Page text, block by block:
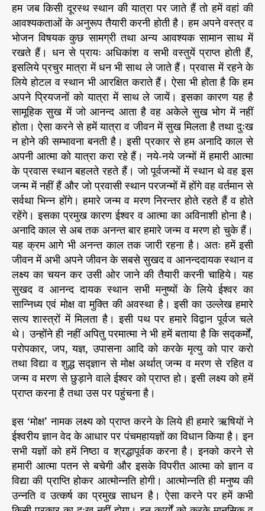
हम जब किसी दूरस्थ स्थान की यात्रा पर जाते हैं तो हमें वहां की
आवश्यकताओं के अनुरूप तैयारी करनी होती है। हम अपने वस्त्र व
भोजन विषयक कुछ सामग्री तथा अन्य आवश्यक सामान साथ में
रखते हैं। धन से प्रायः अधिकांश व सभी वस्तुयें प्राप्त होती हैं,
इसलिये प्रचुर मात्रा में धन भी साथ ले जाते हैं। प्रवास में रहने के
लिये होटल व स्थान भी आरक्षित कराते हैं। ऐसा भी होता है कि हम
अपने प्रियजनों को यात्रा में साथ ले जायें। इसका कारण यह है
सामूहिक सुख में जो आनन्द आता है वह अकेले सुख भोग में नहीं
होता। ऐसा करने से हमें यात्रा व जीवन में सुख मिलता है तथा दुःख
न होने की सम्भावना बनती है। इसी प्रकार से हम अनादि काल से
अपनी आत्मा को यात्रा करा रहे हैं। नये-नये जन्मों में हमारी आत्मा
के प्रवास स्थान बहलते रहते हैं। जो पूर्वजन्मों में स्थान थे वह इस
जन्म में नहीं हैं और जो प्रवासी स्थान परजन्मों में होंगे वह वर्तमान से
सर्वथा भिन्न होंगे। हमारे जन्म व मरण निरन्तर होते रहते हैं व होते
रहेंगे। इसका प्रमुख कारण ईश्वर व आत्मा का अविनाशी होना है।
अनादि काल से अब तक अनन्त बार हमारे जन्म व मरण हो चुके हैं।
यह क्रम आगे भी अनन्त काल तक जारी रहना है। अतः हमें इसी
जीवन में अभी अपने जीवन के सबसे सुखद व आनन्ददायक स्थान व
लक्ष्य का चयन कर उसी ओर जाने की तैयारी करनी चाहिये। यह
सुखद व आनन्द दायक स्थान सभी मनुष्यों के लिये ईश्वर का
सान्निध्य एवं मोक्ष वा मुक्ति की अवस्था है। इसी का उल्लेख हमारे
सत्य शास्त्रों में मिलता है। इसी पथ पर हमारे विद्वान पूर्वज चले
थे। उन्होंने ही नहीं अपितु परमात्मा ने भी हमें बताया है कि सद्कर्मों,
परोपकार, जप, यज्ञ, उपासना आदि को करके मृत्यु को पार करो
तथा विद्या व शुद्ध सद्ज्ञान से मोक्ष अर्थात् जन्म व मरण से रहित व
जन्म व मरण से छुड़ाने वाले ईश्वर को प्राप्त हो। इसी लक्ष्य को हमें
प्राप्त करना है तथा उस पर पहुंचना है।
इस ‘मोक्ष’ नामक लक्ष्य को प्राप्त करने के लिये ही हमारे ऋषियों ने
ईश्वरीय ज्ञान वेद के आधार पर पंचमहायज्ञों का विधान किया है। इन
सभी यज्ञों को हमें निष्ठा व श्रद्धापूर्वक करना है। इनको करने से
हमारी आत्मा पतन से बचेगी और इसके विपरीत आत्मा को ज्ञान व
विद्या की प्राप्ति होकर आत्मोन्नति होगी। आत्मोन्नति ही मनुष्य की
उन्नति व उत्कर्ष का प्रमुख साधन है। ऐसा करने पर हमें कभी